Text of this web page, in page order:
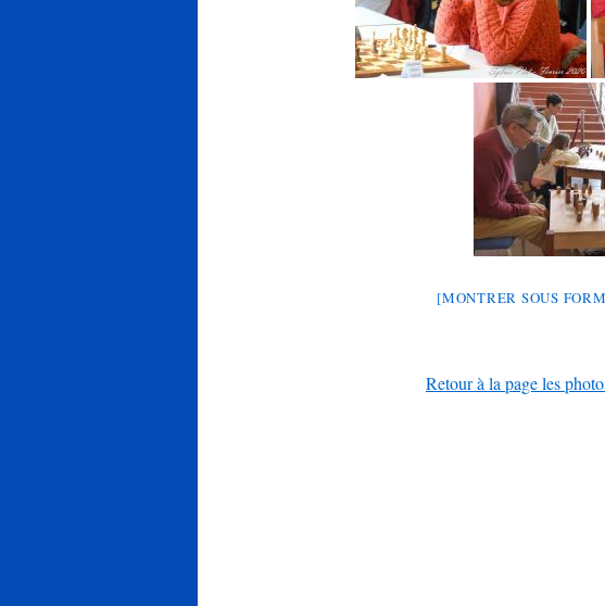
[MONTRER SOUS
Retour à la page les